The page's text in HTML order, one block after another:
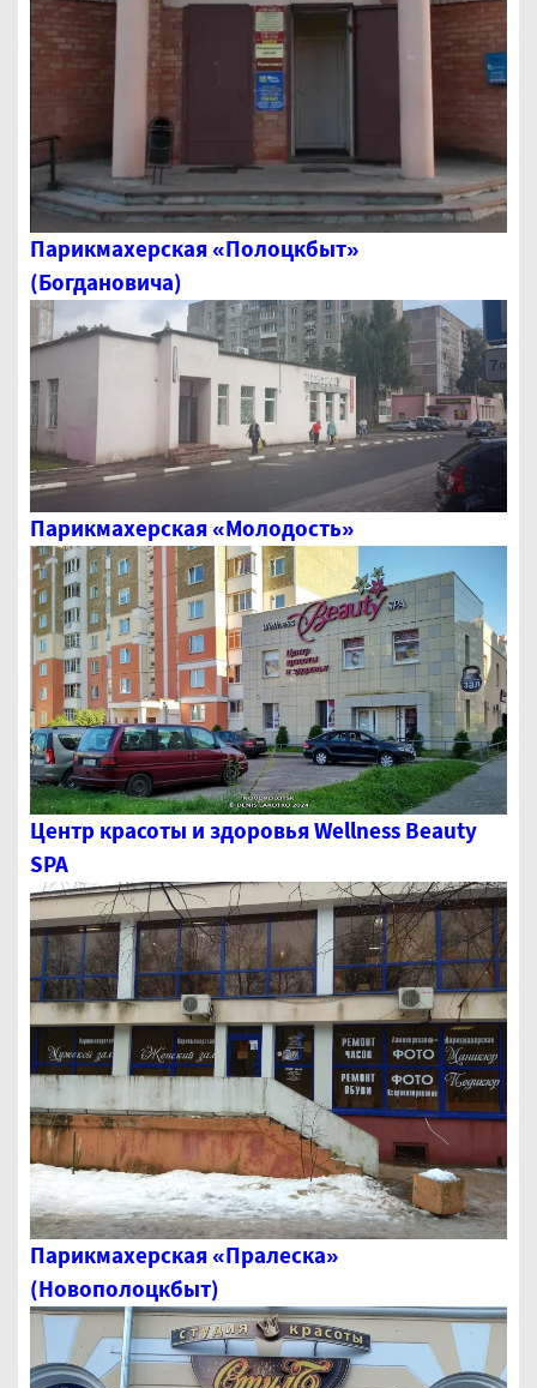
Парикмахерская «Полоцкбыт»
(Богдановича)
Парикмахерская «Молодость»
Центр красоты и здоровья Wellness Beauty
SPA
Парикмахерская «Пралеска»
(Новополоцкбыт)